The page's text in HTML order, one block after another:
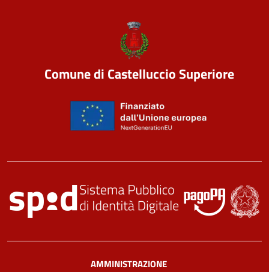
Comune di Castelluccio Superiore
AMMINISTRAZIONE